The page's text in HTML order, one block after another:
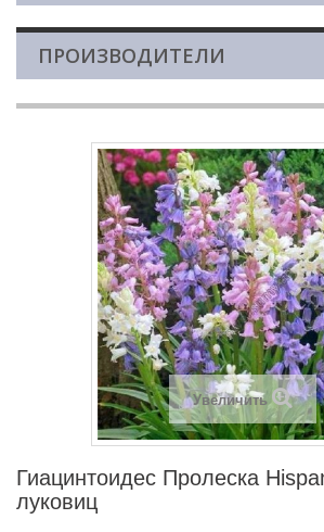
ПРОИЗВОДИТЕЛИ
Увеличить
Гиацинтоидес Пролеска
луковиц